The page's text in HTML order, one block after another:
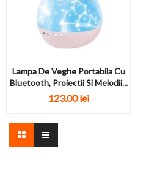
Lampa De Veghe Portabila Cu
Bluetooth, Proiectii Si Melodii...
123.00lei